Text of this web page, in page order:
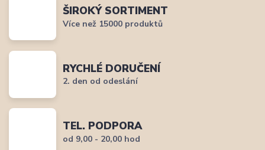
ŠIROKÝ SORTIMENT
Více než 15000 produktů
RYCHLÉ DORUČENÍ
2. den od odeslání
TEL. PODPORA
od 9,00 - 20,00 hod